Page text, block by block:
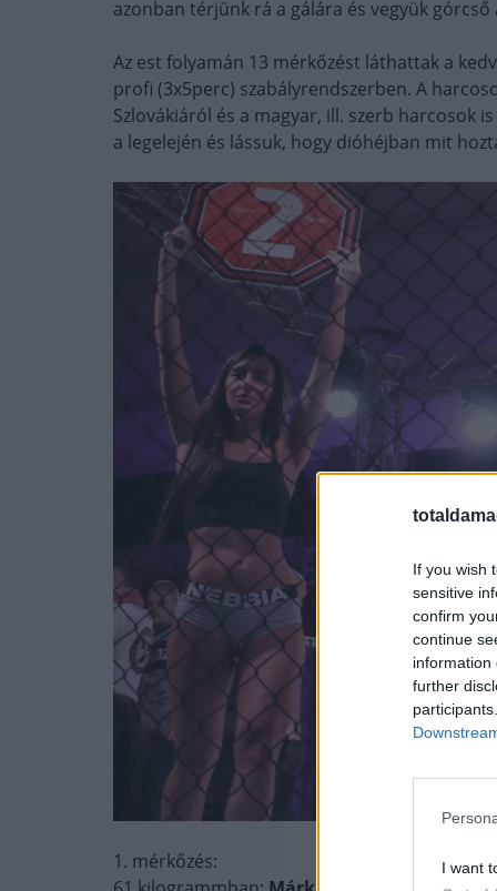
If you wish
sensitive
confirm
continue
information
further
I want
azonban térjünk rá a gálára és vegyük
Az est folyamán 13 mérkőzést láthattak a
profi (3x5perc) szabályrendszerben. A
Szlovákiáról és a magyar, ill. szerb harcosok
a legelején és lássuk, hogy dióhéjban mit
1. mérkőzés: